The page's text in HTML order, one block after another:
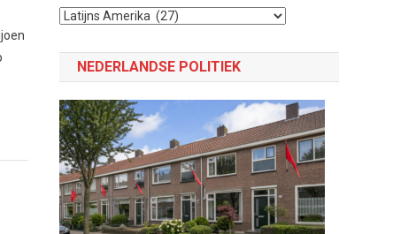
Selecteer
categorie
NEDERLANDSE POLITIEK